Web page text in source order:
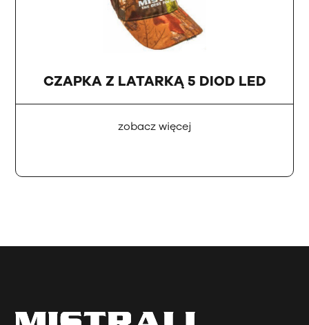
CZAPKA Z LATARKĄ 5 DIOD LED
zobacz więcej